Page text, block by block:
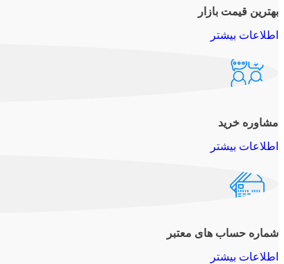
بهترین قیمت بازار
اطلاعات بیشتر
مشاوره خرید
اطلاعات بیشتر
شماره حساب های معتبر
اطلاعات بیشتر